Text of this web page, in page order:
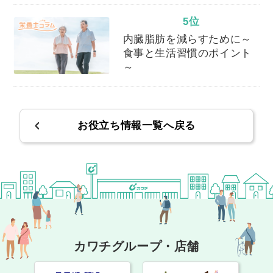
5位
内臓脂肪を減らすために～
食事と生活習慣のポイント
～
お役立ち情報一覧へ戻る
カワチグループ・店舗